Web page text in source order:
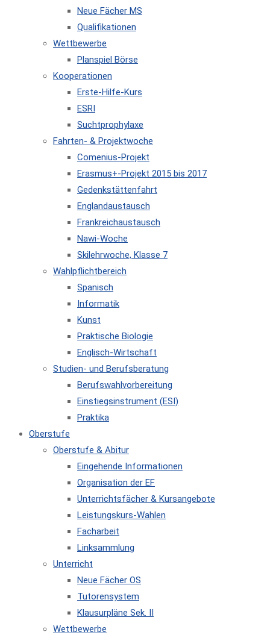
Neue Fächer MS
Qualifikationen
Wettbewerbe
Planspiel Börse
Kooperationen
Erste-Hilfe-Kurs
ESRI
Suchtprophylaxe
Fahrten- & Projektwoche
Comenius-Projekt
Erasmus+-Projekt 2015 bis 2017
Gedenkstättenfahrt
Englandaustausch
Frankreichaustausch
Nawi-Woche
Skilehrwoche, Klasse 7
Wahlpflichtbereich
Spanisch
Informatik
Kunst
Praktische Biologie
Englisch-Wirtschaft
Studien- und Berufsberatung
Berufswahlvorbereitung
Einstiegsinstrument (ESI)
Praktika
Oberstufe
Oberstufe & Abitur
Eingehende Informationen
Organisation der EF
Unterrichtsfächer & Kursangebote
Leistungskurs-Wahlen
Facharbeit
Linksammlung
Unterricht
Neue Fächer OS
Tutorensystem
Klausurpläne Sek. II
Wettbewerbe